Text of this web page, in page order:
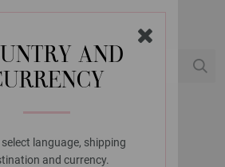
AND
select language, shipping
and currency.
LANA GROSSA